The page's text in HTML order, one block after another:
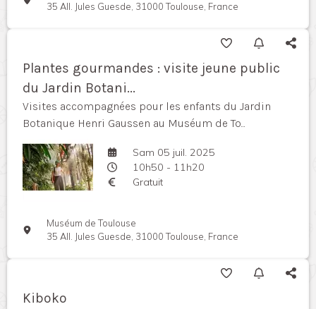
35 All. Jules Guesde, 31000 Toulouse, France
Plantes gourmandes : visite jeune public
du Jardin Botani...
Visites accompagnées pour les enfants du Jardin
Botanique Henri Gaussen au Muséum de To...
Sam 05 juil. 2025
10h50 - 11h20
Gratuit
Muséum de Toulouse
35 All. Jules Guesde, 31000 Toulouse, France
Kiboko